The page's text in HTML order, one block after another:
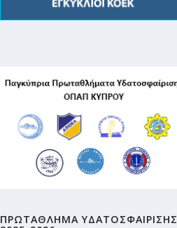
ΠΡΩΤΑΘΛΗMA ΥΔΑΤΟΣΦΑΙΡΙΣΗΣ